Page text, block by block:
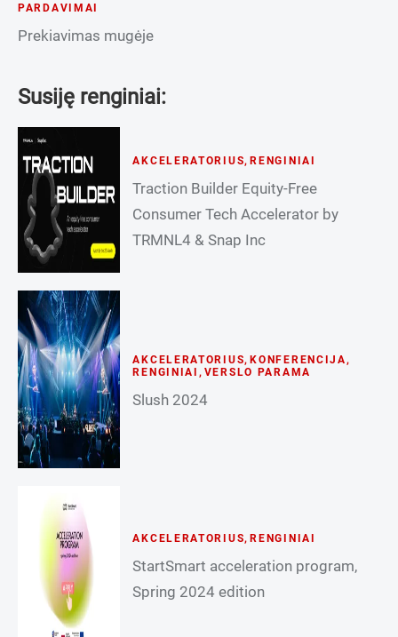
PARDAVIMAI
Prekiavimas mugėje
Susiję renginiai:
AKCELERATORIUS, RENGINIAI
Traction Builder Equity-Free
Consumer Tech Accelerator by
TRMNL4 & Snap Inc
AKCELERATORIUS, KONFERENCIJA,
RENGINIAI , VERSLO PARAMA
Slush 2024
AKCELERATORIUS, RENGINIAI
StartSmart acceleration program,
Spring 2024 edition